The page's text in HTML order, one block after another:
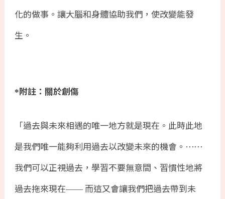
化的做事。讓大腦和身體協助我們，使改變能發
生。
*附註：關於創傷
「過去與未來相遇的唯一地方就是現在。此時此地
是我們唯一能夠利用過去以改變未來的機會。⋯⋯
我們可以正視過去，學習不要無意間、習慣性地將
過去拖來現在—— 而這又會讓我們把過去帶到未